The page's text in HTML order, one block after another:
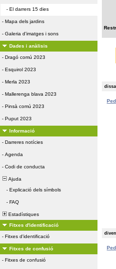
- El darrers 15 dies
- Mapa dels jardins
- Galeria d'imatges i sons
Dades i anàlisis
- Dragó comú 2023
- Esquirol 2023
- Merla 2023
- Mallerenga blava 2023
- Pinsà comú 2023
- Puput 2023
Informació
- Darreres notícies
- Agenda
- Codi de conducta
Ajuda
- Explicació dels símbols
- FAQ
Estadístiques
Fitxes d'identificació
- Fitxes d'identificació
Fitxes de confusió
- Fitxes de confusió